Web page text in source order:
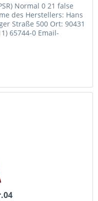
Normal 0 21 false
des Herstellers: Hans
Straße 500 Ort: 90431
65744-0 Email-